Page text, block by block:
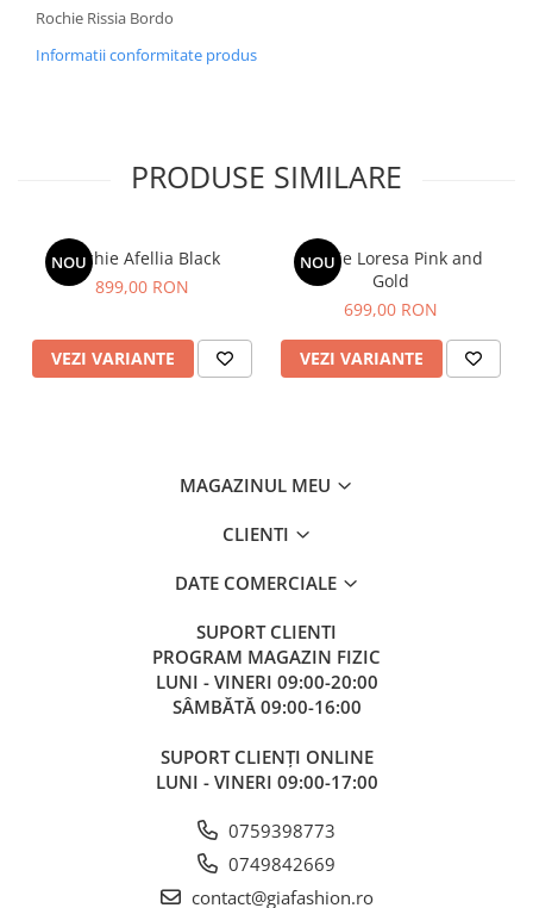
Rochie Rissia Bordo
Informatii conformitate produs
PRODUSE SIMILARE
NOU
Rochie Afellia Black
899,00 RON
VEZI VARIANTE
NOU
Rochie Loresa Pink and
Gold
699,00 RON
VEZI VARIANTE
MAGAZINUL MEU
CLIENTI
DATE COMERCIALE
SUPORT CLIENTI
PROGRAM MAGAZIN FIZIC
LUNI - VINERI 09:00-20:00
SÂMBĂTĂ 09:00-16:00
SUPORT CLIENȚI ONLINE
LUNI - VINERI 09:00-17:00
0759398773
0749842669
contact@giafashion.ro